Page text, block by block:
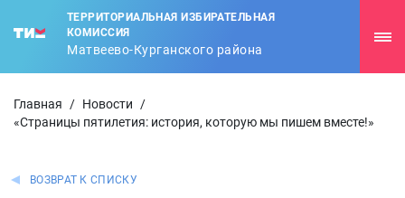
ТЕРРИТОРИАЛЬНАЯ ИЗБИРАТЕЛЬНАЯ
КОМИССИЯ
Матвеево-Курганского района
Главная / Новости
/
«Страницы пятилетия: история, которую мы пишем вместе!»
ВОЗВРАТ К СПИСКУ